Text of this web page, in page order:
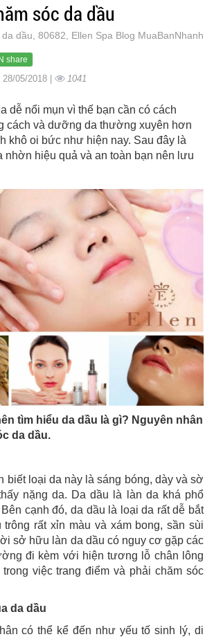
sóc da dầu
dầu, 80682, Ellen Spa Blog MuaBanNhanh
share
28/05/2018 | 1041
dễ nổi mụn vì thế bạn cần có cách
cách và dưỡng da thường xuyên hơn
khô oi bức như hiện nay. Sau đây là
nhờn hiệu quả và an toàn bạn nên lưu
tìm hiểu da dầu là gì? Nguyên nhân
da dầu.
biết loại da này là sáng bóng, dày và sờ
nặng da. Da dầu là làn da khá phổ
cạnh đó, da dầu là loại da rất dễ bắt
trông rất xỉn màu và xám bong, sần sùi
sở hữu làn da dầu có nguy cơ gặp các
đi kèm với hiện tương lỗ chân lông
việc trang điểm và phải chăm sóc
da dầu
có thể kể đến như yếu tố sinh lý, di